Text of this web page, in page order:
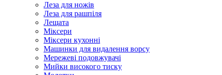
Леза для ножів
Леза для рашпіля
Лещата
Міксери
Міксери кухонні
Машинки для видалення ворсу
Мережеві подовжувачі
Мийки високого тиску